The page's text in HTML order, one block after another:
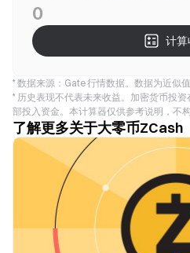
0
计算
* 数据来源：Gate 行情数据。数据为近似值
* 历史表现不代表未来收益。加密货币投
部投入资金。本计算器仅供参考说明，不
了解更多关于大零币ZCash